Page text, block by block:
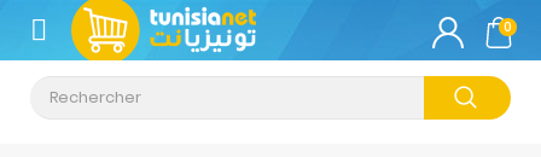
CATÉGORIE
Climatisation
0